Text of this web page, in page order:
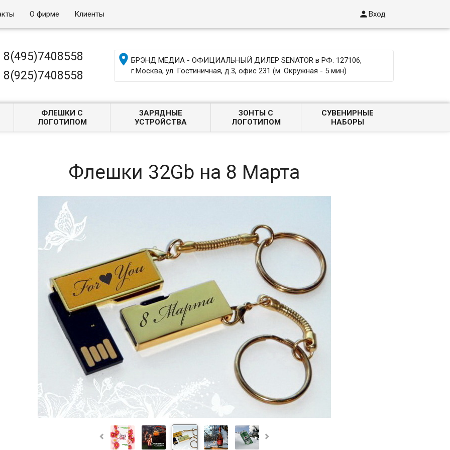
О фирме Клиенты Вход
8(495)7408558
8(925)7408558
БРЭНД МЕДИА - ОФИЦИАЛЬНЫЙ ДИЛЕР SENATOR в РФ: 127106,
г.Москва, ул. Гостиничная, д.3, офис 231 (м. Окружная - 5 мин)
ФЛЕШКИ С
ЛОГОТИПОМ
ЗАРЯДНЫЕ
УСТРОЙСТВА
ЗОНТЫ С
ЛОГОТИПОМ
СУВЕНИРНЫЕ
НАБОРЫ
Флешки 32Gb на 8 Марта